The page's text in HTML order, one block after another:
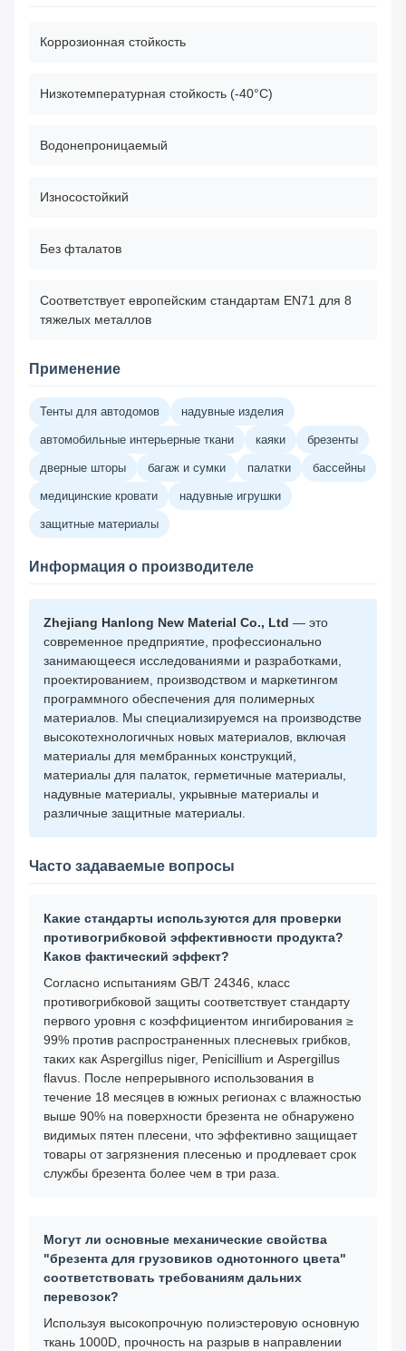
Коррозионная стойкость
Низкотемпературная стойкость (-40°C)
Водонепроницаемый
Износостойкий
Без фталатов
Соответствует европейским стандартам EN71 для 8
тяжелых металлов
Применение
Тенты для автодомов надувные изделия
автомобильные интерьерные ткани каяки брезенты
дверные шторы багаж и сумки палатки бассейны
медицинские кровати надувные игрушки
защитные материалы
Информация о производителе
Zhejiang Hanlong New Material Co., Ltd — это
современное предприятие, профессионально
занимающееся исследованиями и разработками,
проектированием, производством и маркетингом
программного обеспечения для полимерных
материалов. Мы специализируемся на производстве
высокотехнологичных новых материалов, включая
материалы для мембранных конструкций,
материалы для палаток, герметичные материалы,
надувные материалы, укрывные материалы и
различные защитные материалы.
Часто задаваемые вопросы
Какие стандарты используются для проверки
противогрибковой эффективности продукта?
Каков фактический эффект?
Согласно испытаниям GB/T 24346, класс
противогрибковой защиты соответствует стандарту
первого уровня с коэффициентом ингибирования ≥
99% против распространенных плесневых грибков,
таких как Aspergillus niger, Penicillium и Aspergillus
flavus. После непрерывного использования в
течение 18 месяцев в южных регионах с влажностью
выше 90% на поверхности брезента не обнаружено
видимых пятен плесени, что эффективно защищает
товары от загрязнения плесенью и продлевает срок
службы брезента более чем в три раза.
Могут ли основные механические свойства
"брезента для грузовиков однотонного цвета"
соответствовать требованиям дальних
перевозок?
Используя высокопрочную полиэстеровую основную
ткань 1000D, прочность на разрыв в направлении